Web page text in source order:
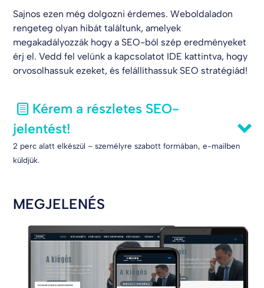
Sajnos ezen még dolgozni érdemes. Weboldaladon
rengeteg olyan hibát találtunk, amelyek
megakadályozzák hogy a SEO-ból szép eredményeket
érj el. Vedd fel velünk a kapcsolatot IDE kattintva, hogy
orvosolhassuk ezeket, és felállíthassuk SEO stratégiád!
Kérem a részletes SEO-
jelentést!
2 perc alatt elkészül – személyre szabott formában, e-mailben
küldjük.
MEGJELENÉS